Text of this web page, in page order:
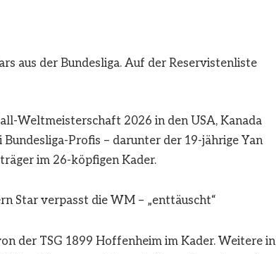
aus der Bundesliga. Auf der Reservistenliste
Weltmeisterschaft 2026 in den USA, Kanada
Profis – darunter der 19-jährige Yan
im 26-köpfigen Kader.
Star verpasst die WM – „enttäuscht“
der TSG 1899 Hoffenheim im Kader. Weitere in